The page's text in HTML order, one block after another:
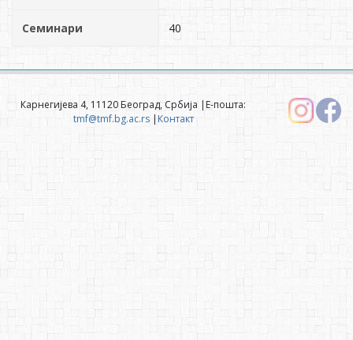
Семинари 40
Карнегијева 4, 11120 Београд, Србија |Е-пошта:
tmf@tmf.bg.ac.rs|Контакт